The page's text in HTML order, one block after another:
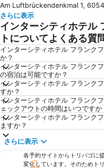
Nordwestzentrum
Höchst
Nordend-West
Ostend
Wiesbadener Sternschnuppenmarkt
Drais
Frankfurt Book Fair
Westend-Nord
Biebrich
Europaviertel
聖バルトロメウス大聖堂
Tigerpalast
Am Luftbrückendenkmal 1,
さらに表示
インターシティホテル
トについてよくある質
インターシティホテル フランク
か？
インターシティホテル フランク
の宿泊は可能ですか？
インターシティホテル フランク
すか？
インターシティホテル フランク
ェックアウトの時間はいつですか
インターシティホテル フランク
ますか？
さらに表示
各予約サイトからトリバゴに
変化しています。そのためト